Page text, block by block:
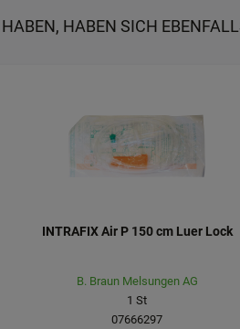
HABEN SICH
INTRAFIX Air P 150 cm Luer Lock
B. Braun Melsungen AG
1 St
07666297